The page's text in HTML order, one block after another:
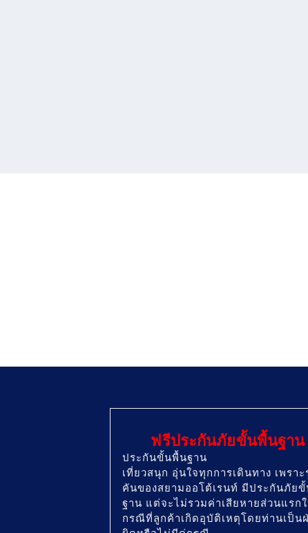
ฟรีประกันภัยขั้นพื้นฐาน
ประกันขั้นพื้นฐาน
เที่ยวสนุก อุ่นใจทุกการเดินทาง เพราะ
คันของสยามออโต้เรนท์ มีประกันภัย
ฐาน แต่จะไม่รวมค่าเสียหายส่วนแรก
กรณีที่ลูกค้าเกิดอุบัติเหตุโดยท่านเป็น